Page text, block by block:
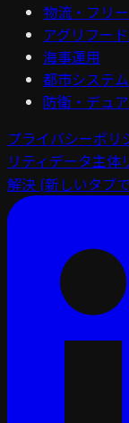
物流・フリ
アグリフー
海事運用
都市システム
防衛・デュ
プライバシーポリ
リティデータ主体
解決 (新しいタブ